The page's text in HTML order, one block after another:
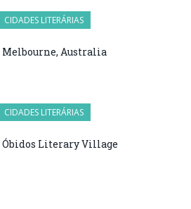
CIDADES LITERÁRIAS
Melbourne, Australia
CIDADES LITERÁRIAS
Óbidos Literary Village